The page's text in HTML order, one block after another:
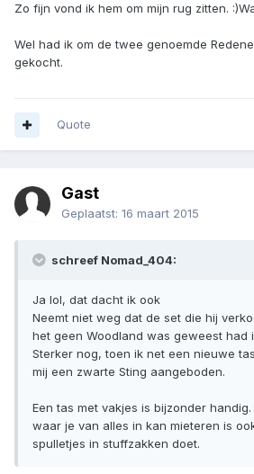
Zo fijn vond ik hem om mijn rug zitten.
Wel had ik om de twee genoemde
gekocht.
Quote
Gast
Geplaatst: 16 maart 2015
schreef Nomad_404:
Ja lol, dat dacht ik ook
Neemt niet weg dat de set die hij
het geen Woodland was geweest had
Sterker nog, toen ik net een nieuwe
mij een zwarte Sting aangeboden.
Een tas met vakjes is bijzonder
waar je van alles in kan mieteren is
spulletjes in stuffzakken doet.